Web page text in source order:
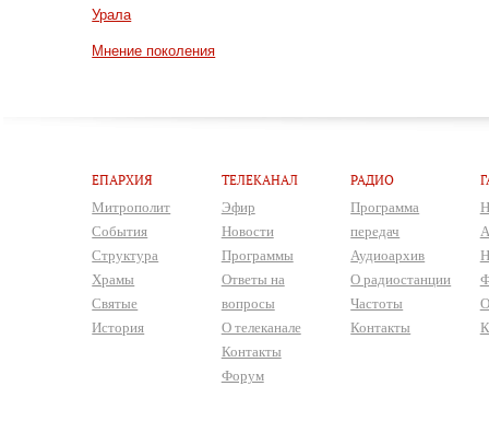
Урала
Мнение поколения
ЕПАРХИЯ
Митрополит
События
Структура
Храмы
Святые
История
ТЕЛЕКАНАЛ
Эфир
Новости
Программы
Ответы на
вопросы
О телеканале
Контакты
Форум
РАДИО
Программа
передач
Аудиоархив
О радиостанции
Частоты
Контакты